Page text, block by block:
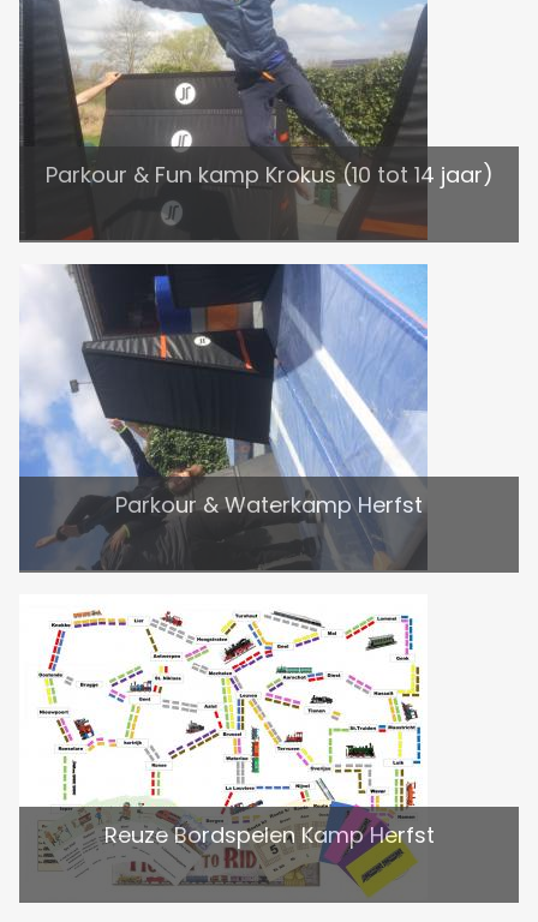
Parkour & Fun kamp Krokus (10 tot 14 jaar)
Parkour & Waterkamp Herfst
Reuze Bordspelen Kamp Herfst